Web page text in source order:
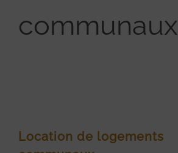
communaux
Location de logements